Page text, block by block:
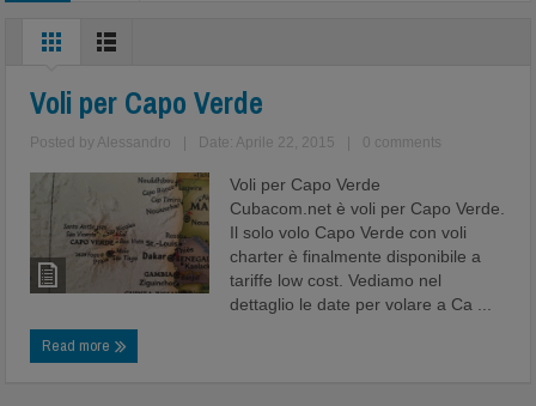
Voli per Capo Verde
Posted by Alessandro Date: Aprile 22, 2015 0 comments
Voli per Capo Verde
Cubacom.net è voli per Capo Verde.
Il solo volo Capo Verde con voli
charter è finalmente disponibile a
tariffe low cost. Vediamo nel
dettaglio le date per volare a Ca ...
Read more